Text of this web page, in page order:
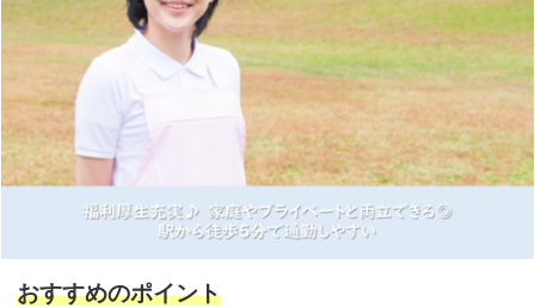
おすすめのポイント